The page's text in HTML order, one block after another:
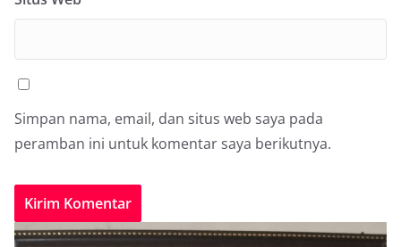
Simpan nama, email, dan situs web saya pada
peramban ini untuk komentar saya berikutnya.